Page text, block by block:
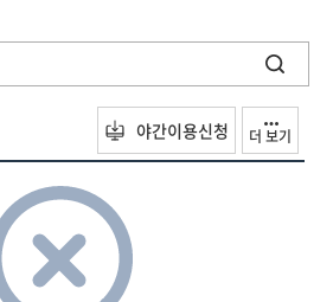
야간이용신청 더 보기